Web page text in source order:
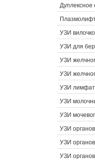
Дуплексное
УЗИ
УЗИ для
УЗИ
УЗИ
УЗИ
УЗИ
УЗИ
УЗИ
УЗИ
УЗИ